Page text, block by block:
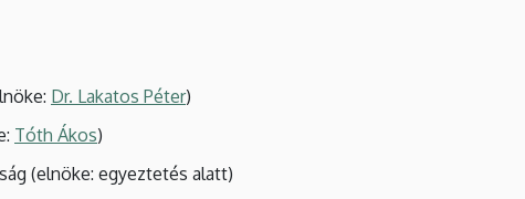
Dr. Lakatos Péter)
Tóth Ákos)
(elnöke: egyeztetés alatt)